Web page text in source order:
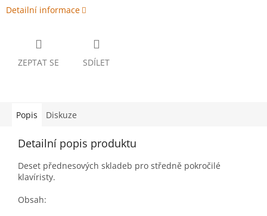
Detailní informace
ZEPTAT SE SDÍLET
Popis Diskuze
Detailní popis produktu
Deset přednesových skladeb pro středně pokročilé
klavíristy.
Obsah: